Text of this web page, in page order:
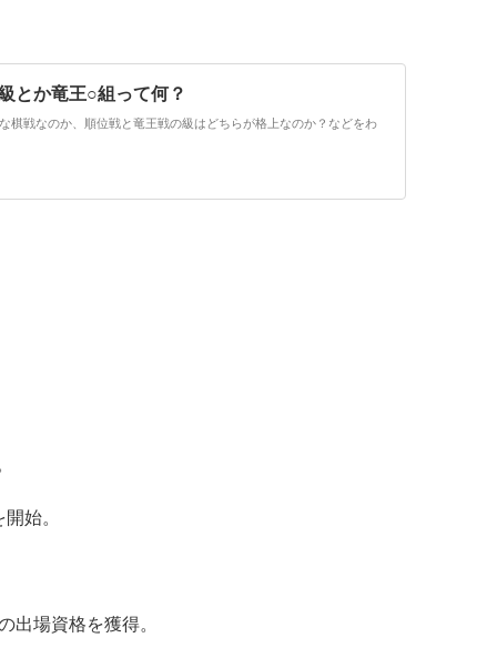
とか竜王○組って何？
棋戦なのか、順位戦と竜王戦の級はどちらが格上なのか？などをわ
始。
出場資格を獲得。